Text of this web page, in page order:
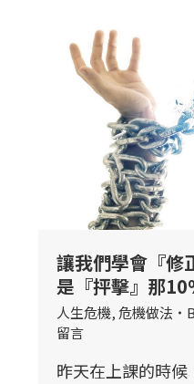
讓我們學會『修
是『抨擊』那
人生危機,危機做法
留言
昨天在上課的時